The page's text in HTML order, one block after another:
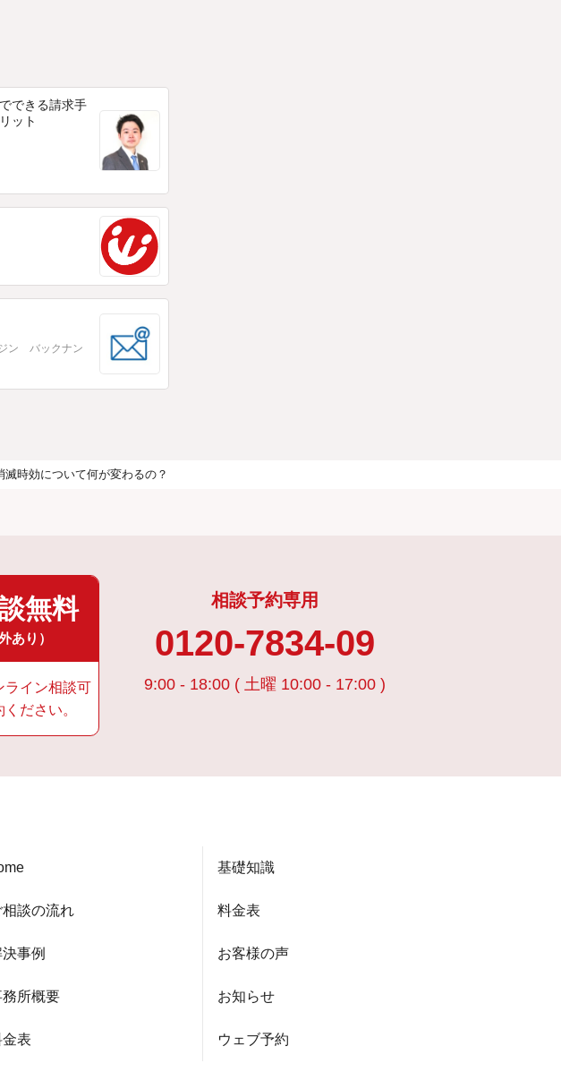
できる請求手
ット
ン バックナン
滅時効について何が変わるの？
無料
あり）
ライン相談可
ださい。
相談予約専用
0120-7834-09
9:00 - 18:00 ( 土曜 10:00 - 17:00 )
相談の流れ
事例
務所概要
表
基礎知識
料金表
お客様の声
お知らせ
ウェブ予約